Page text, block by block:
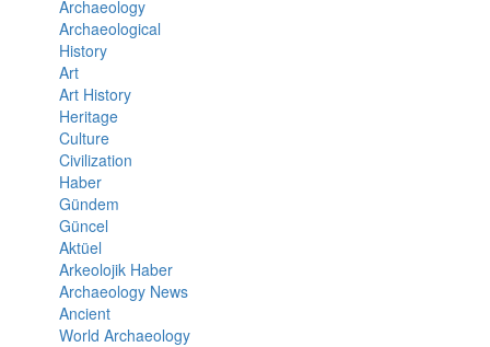
Archaeology
Archaeological
History
Art
Art History
Heritage
Culture
Civilization
Haber
Gündem
Güncel
Aktüel
Arkeolojik Haber
Archaeology News
Ancient
World Archaeology